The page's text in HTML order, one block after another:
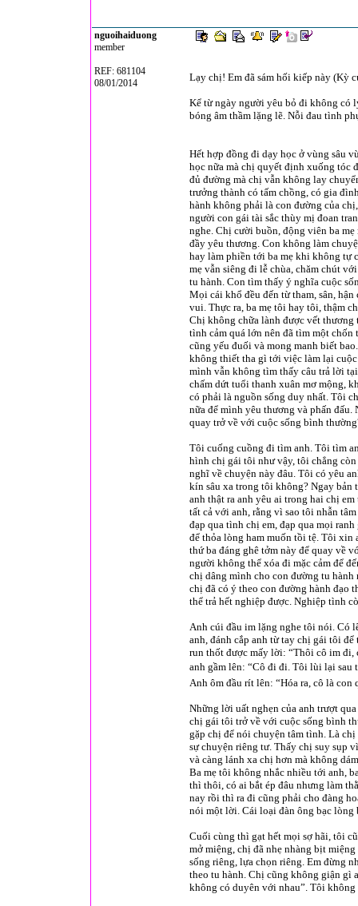
nguoihaiduong
member
REF: 681104
08/01/2014
Lạy chị! Em đã sám hối kiếp này (Kỳ
Kể từ ngày người yêu bỏ đi không có
bóng âm thầm lặng lẽ. Nỗi đau tình
Hết hợp đồng đi dạy học ở vùng sâu
học nữa mà chị quyết định xuống tóc
đủ đường mà chị vẫn không lay
trưởng thành có tấm chồng, có gia
hành không phải là con đường của
người con gái tài sắc thùy mị đoan
nghe. Chị cười buồn, động viên ba
đầy yêu thương. Con không làm
hay làm phiền tới ba mẹ khi không tự
mẹ vẫn siêng đi lễ chùa, chăm chút
tu hành. Con tìm thấy ý nghĩa cuộc
Mọi cái khổ đều đến từ tham, sân,
vui. Thực ra, ba mẹ tôi hay tôi, thậm
Chị không chữa lành được vết
tình cảm quá lớn nên đã tìm một
cũng yếu đuối và mong manh biết
không thiết tha gì tới việc làm lại
mình vẫn không tìm thấy câu trả lời
chấm dứt tuổi thanh xuân mơ mộng,
có phải là nguồn sống duy nhất. Tôi
nữa để mình yêu thương và phấn
quay trở về với cuộc sống bình
Tôi cuống cuồng đi tìm anh. Tôi tìm
hình chị gái tôi như vậy, tôi chẳng
nghĩ về chuyện này đâu. Tôi có yêu
kín sâu xa trong tôi không? Ngay
anh thật ra anh yêu ai trong hai chị
tất cả với anh, rằng vì sao tôi nhẫn
đạp qua tình chị em, đạp qua mọi
để thỏa lòng ham muốn tồi tệ. Tôi
thứ ba đáng ghê tởm này để quay về
người không thể xóa đi mặc cảm để
chị dâng mình cho con đường tu
chị đã có ý theo con đường hành đạo
thể trả hết nghiệp được. Nghiệp tình
Anh cúi đầu im lặng nghe tôi nói. Có
anh, đánh cắp anh từ tay chị gái tôi
run thốt được mấy lời: “Thôi cô im đi,
anh gầm lên: “Cô đi đi. Tôi lùi lại
Anh ôm đầu rít lên: “Hóa ra, cô là
Những lời uất nghẹn của anh trượt
chị gái tôi trở về với cuộc sống bình
gặp chị để nói chuyện tâm tình. Là
sự chuyện riêng tư. Thấy chị suy sụp
và càng lánh xa chị hơn mà không
Ba mẹ tôi không nhắc nhiều tới anh,
thì thôi, có ai bắt ép đâu nhưng làm
nay rồi thì ra đi cũng phải cho đàng
nói một lời. Cái loại đàn ông bạc lòng
Cuối cùng thì gạt hết mọi sợ hãi, tôi
mở miệng, chị đã nhẹ nhàng bịt
sống riêng, lựa chọn riêng. Em đừng
theo tu hành. Chị cũng không giận gì
không có duyên với nhau”. Tôi